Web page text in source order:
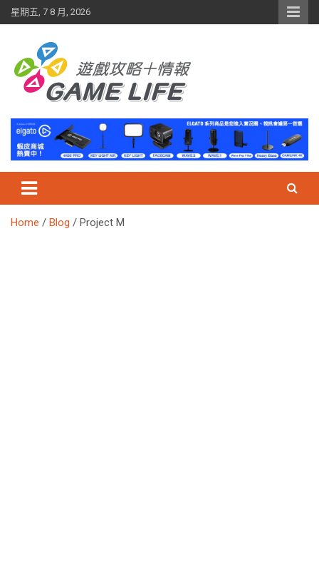
Skip
to
星期五, 7 8 月, 2026
Home Blog Project M